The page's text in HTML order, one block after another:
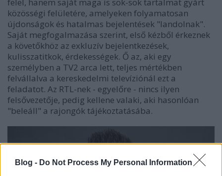
Blog - Do Not Process My Personal Information
közösségi felületére, amelyeken folyamatosan
újdonságok és hatalmas bejelentések "landolnak".
Saját megfogalmazása szerint, első kézből érkeznek
a követőkhöz az exkluzív bejelentkezések,
kulisszatitkok, érdekességek. Ő az, aki egy
személyben a TV2 arca lett, teljes mértékben
felvállalva a kereskedelmi televíziónál ezt a
feladatot. Az RTL-nek - egyelőre - nincs ilyen
felsővezetője, pedig kellene valaki, aki hasonlóan
"beleáll" a rajongók tájékoztatásába.